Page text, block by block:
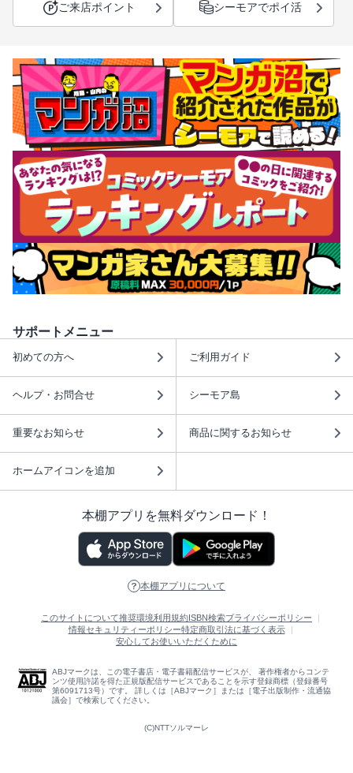
ご来店ポイント シーモアでポイ活
サポートメニュー
初めての方へ ご利用ガイド
ヘルプ・お問合せ シーモア島
重要なお知らせ 商品に関するお知らせ
ホームアイコンを追加
本棚アプリを無料ダウンロード！
本棚アプリについて
このサイトについて推奨環境利用規約ISBN検索プライバシーポリシー
情報セキュリティーポリシー特定商取引法に基づく表示
安心してお使いいただくために
ABJマークは、この電子書店・電子書籍配信サービスが、 著作権者からコンテ
ンツ使用許諾を得た正規版配信サービスであることを示す登録商標（登録番号
第6091713号）です。 詳しくは［ABJマーク］または［電子出版制作・流通協
議会］で検索してください。
(C)NTTソルマーレ